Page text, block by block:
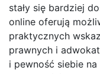
stały się bardziej
online oferują
praktycznych
prawnych i
i pewność siebie